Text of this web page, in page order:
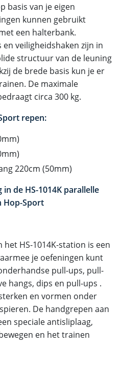
basis van je eigen
kunnen gebruikt
een halterbank.
veiligheidshaken zijn in
structuur van de leuning
de brede basis kun je er
De maximale
​​circa 300 kg.
repen:​
220cm (50mm)
de HS-1014K parallelle
Hop-Sport
het HS-1014K-station is een
je oefeningen kunt
pull-ups, pull-
hangs, dips en pull-ups .
en vormen onder
De handgrepen aan
speciale antisliplaag,
en het trainen